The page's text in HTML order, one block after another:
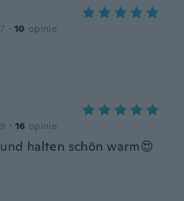
· 10 opinie
· 16 opinie
halten schön warm😍